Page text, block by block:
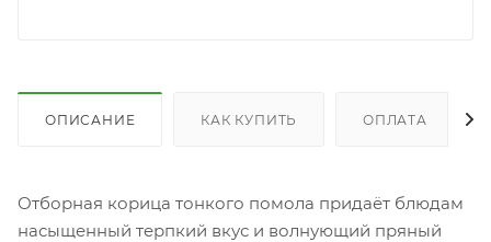
ОПИСАНИЕ КАК КУПИТЬ ОПЛАТА
Отборная корица тонкого помола придаёт блюдам
насыщенный терпкий вкус и волнующий пряный